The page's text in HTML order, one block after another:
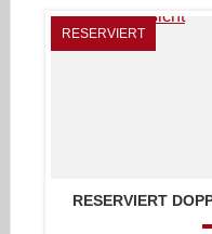
RESERVIERT
RESERVIERT